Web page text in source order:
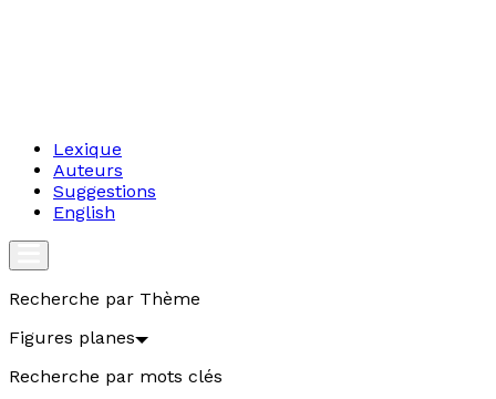
Lexique
Auteurs
Suggestions
English
Recherche par Thème
Figures planes
Recherche par mots clés